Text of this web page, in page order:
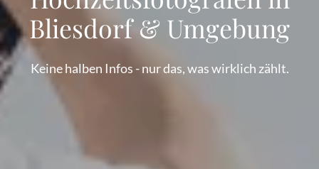
Bliesdorf & Umgebung
Keine halben Infos - nur das, was wirklich zählt.